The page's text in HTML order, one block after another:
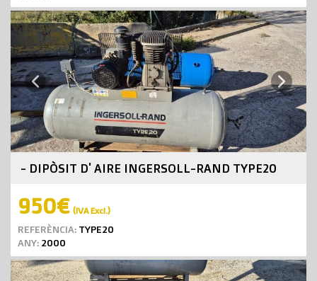
Previous Next
- DIPÒSIT D' AIRE INGERSOLL-RAND TYPE20
950€ (IVA Excl.)
REFERÈNCIA: TYPE20
ANY: 2000